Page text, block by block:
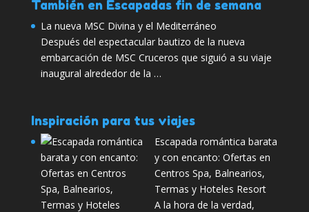
También en Escapadas fin de semana
La nueva MSC Divina y el Mediterráneo
Después del espectacular bautizo de la nueva
embarcación de MSC Cruceros que siguió a su viaje
inaugural alrededor de la …
Inspiración para tus viajes
Escapada romántica barata
y con encanto: Ofertas en
Centros Spa, Balnearios,
Termas y Hoteles Resort
A la hora de la verdad,